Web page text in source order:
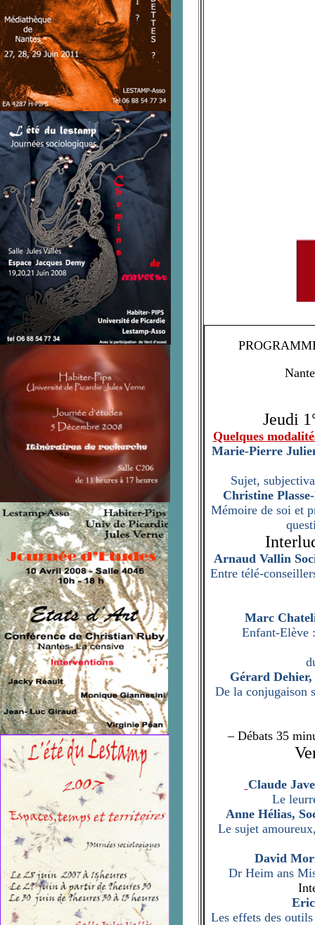
Jeudi
Quelques
Marie-Pierre
Sujet,
Christine
Mémoire de soi et
Arnaud Vallin
Entre télé-
Marc
Enfant-Elève
Gérard
De la conjugaison
– Débats 35
Claude
Le
Anne Hélias,
Le sujet
David
Dr Heim ans
Les effets des